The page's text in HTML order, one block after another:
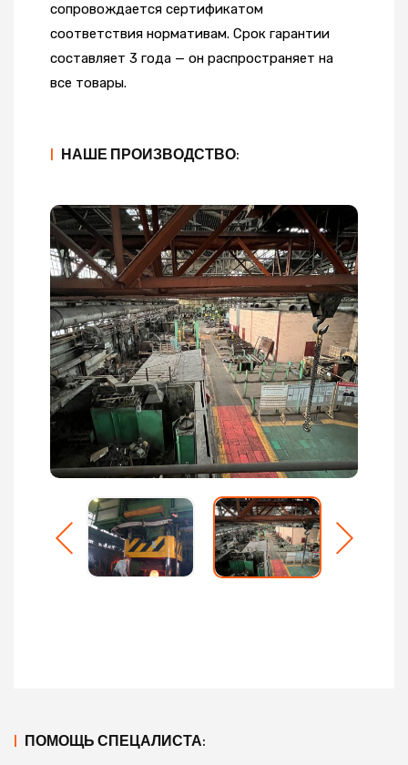
сопровождается сертификатом
соответствия нормативам. Срок гарантии
составляет 3 года — он распространяет на
все товары.
| НАШЕ ПРОИЗВОДСТВО:
| ПОМОЩЬ СПЕЦАЛИСТА: